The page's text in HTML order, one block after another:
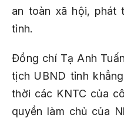
an toàn xã hội, phát
tỉnh.
Đồng chí Tạ Anh
tịch UBND tỉnh
thời các KNTC của
quyền làm chủ của